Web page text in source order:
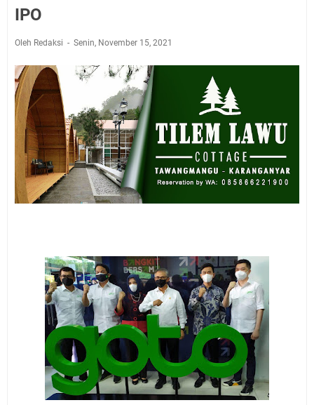
IPO
Oleh Redaksi Senin, November 15, 2021